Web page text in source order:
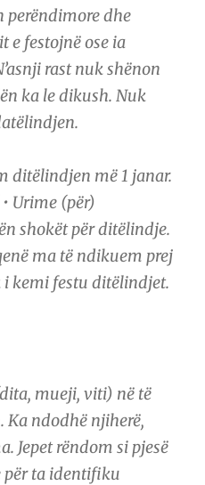
perëndimore dhe
e festojnë ose ia
rast nuk shënon
ka le dikush. Nuk
ditëlindjen më 1 janar.
Urime (për)
shokët për ditëlindje.
ma të ndikuem prej
kemi festu ditëlindjet.
mueji, viti) në të
Ka ndodhë njiherë,
Jepet rëndom si pjesë
për ta identifiku